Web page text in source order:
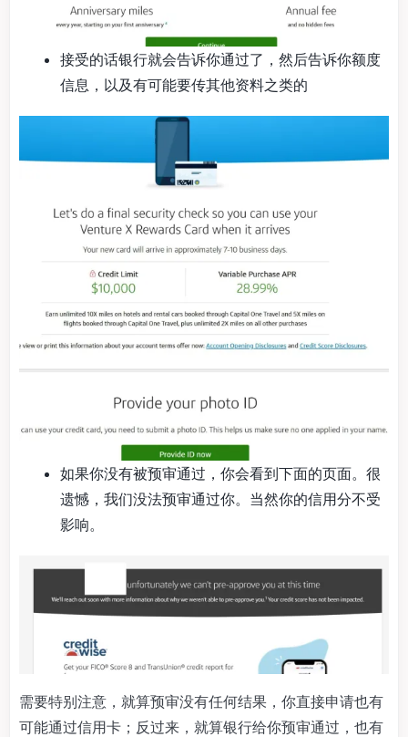
接受的话银行就会告诉你通过了，然后告诉你额度
信息，以及有可能要传其他资料之类的
如果你没有被预审通过，你会看到下面的页面。很
遗憾，我们没法预审通过你。当然你的信用分不受
影响。
需要特别注意，就算预审没有任何结果，你直接申请也有
可能通过信用卡；反过来，就算银行给你预审通过，也有